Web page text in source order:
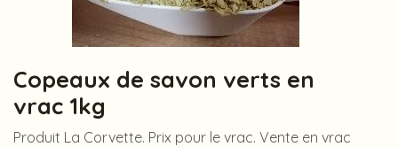
Copeaux de savon verts en
vrac 1kg
Produit La Corvette. Prix pour le vrac. Vente en vrac